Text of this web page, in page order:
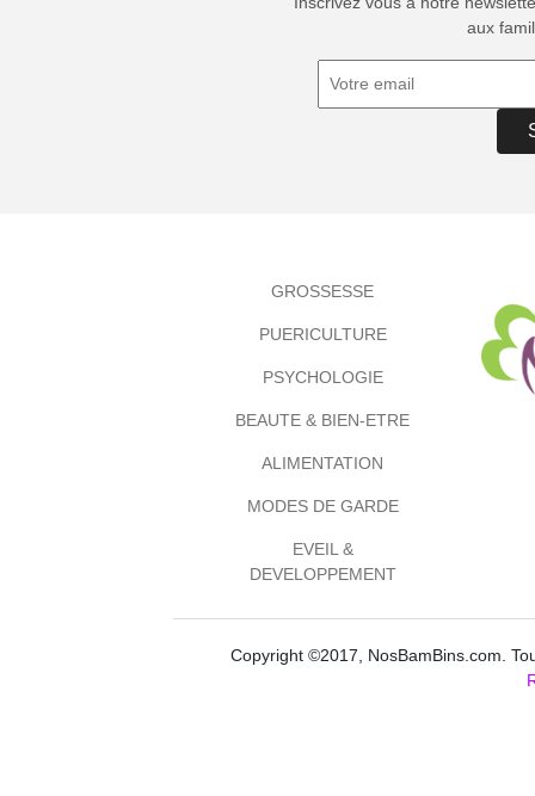
aux
GROSSESSE
PUERICULTURE
PSYCHOLOGIE
BEAUTE & BIEN-ETRE
ALIMENTATION
MODES DE GARDE
EVEIL &
DEVELOPPEMENT
Copyright ©2017, NosBamBins.com.